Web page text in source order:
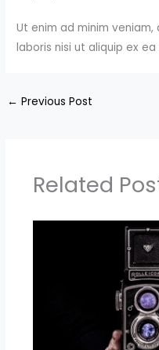
Ut enim ad minim
laboris nisi ut aliquip ex
← Previous Post
Related